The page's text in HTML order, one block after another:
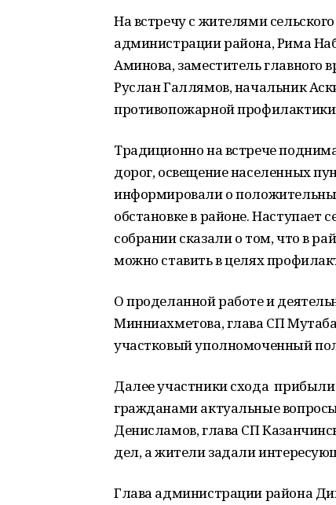
На встречу с жителями
администрации района, Рима
Аминова, заместитель главного
Руслан Галлямов, начальник
противопожарной
Традиционно на встрече
дорог, освещение населенных
информировали о
обстановке в районе. Наступает
собрании сказали о том, что в
можно ставить в целях
О проделанной работе и
Минниахметова, глава СП
участковый уполномоченный
Далее участники схода
гражданами актуальные
Денисламов, глава СП
дел, а жители задали
Глава администрации района